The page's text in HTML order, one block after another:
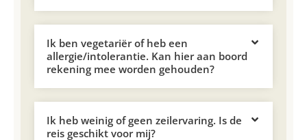
Ik ben vegetariër of heb een
allergie/intolerantie. Kan hier aan boord
rekening mee worden gehouden?
Ik heb weinig of geen zeilervaring. Is de
reis geschikt voor mij?